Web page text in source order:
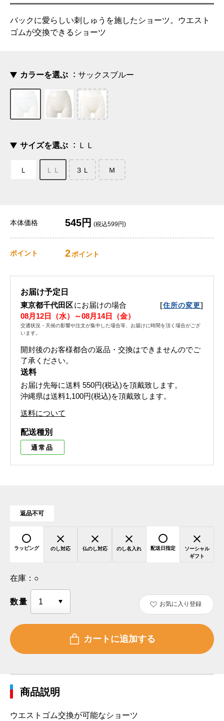
バックに愛らしい刺しゅうを施したショーツ。ウエスト
ゴムが交換できるショーツ
カラーを選ぶ サックスブルー
サイズを選ぶ ＬＬ
Ｌ ＬＬ ３Ｌ Ｍ
本体価格 545円 (税込599円)
ポイント 2ポイント
お届け予定日
東京都千代田区にお届けの場合 [住所の変更]
08月12日（水）～08月14日（金）
交通状況・天候の影響や注文が集中した場合等、お届けに時間を頂く場合がござ
います。
開封後のお客様都合の返品・交換はできませんのでご
了承ください。
送料
お届け先毎に送料 550円(税込)を頂戴致します。
沖縄県は送料1,100円(税込)を頂戴致します。
送料について
配送種別
通常品
返品不可
ラッピング のし対応 仏のし対応 のし名入れ 配送日指定
ソーシャル
ギフト
在庫： ○
数量 お気に入り登録
商品説明
ウエストゴム交換が可能なショーツ